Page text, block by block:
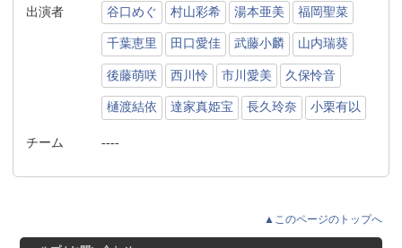
出演者 谷口めぐ 村山彩希 湯本亜美 福岡聖菜
千葉恵里 田口愛佳 武藤小麟 山内瑞葵
後藤萌咲 西川怜 市川愛美 久保怜音
樋渡結依 達家真姫宝 長久玲奈 小栗有以
チーム ----
▲このページのトップへ